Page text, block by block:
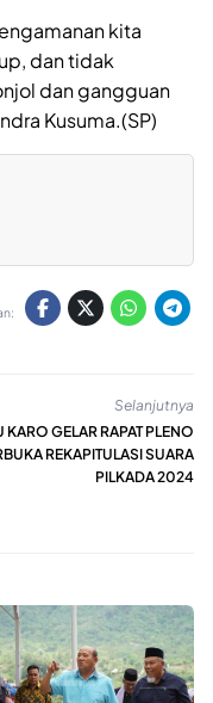
kita
dan tidak
dan gangguan
Kusuma.(SP)
Selanjutnya
KARO GELAR RAPAT PLENO
REKAPITULASI SUARA
PILKADA 2024